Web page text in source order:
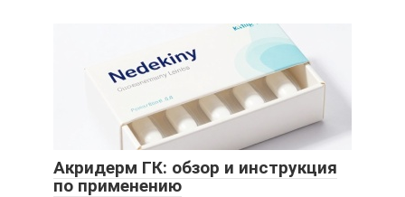
Акридерм ГК: обзор и инструкция
по применению